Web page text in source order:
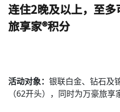
连住2晚及以上，至
旅享家®积分
活动对象： 银联白金、钻石及
（62开头），同时为万豪旅享